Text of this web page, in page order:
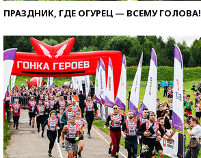
ПРАЗДНИК, ГДЕ ОГУРЕЦ — ВСЕМУ ГОЛОВА!